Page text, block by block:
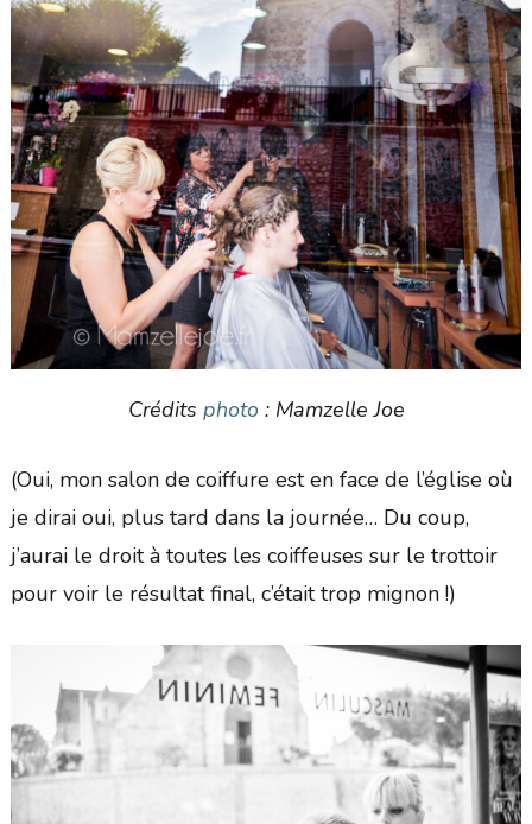
Crédits photo: Mamzelle Joe
(Oui, mon salon de coiffure est en face de l’église où
je dirai oui, plus tard dans la journée… Du coup,
j’aurai le droit à toutes les coiffeuses sur le trottoir
pour voir le résultat final, c’était trop mignon !)